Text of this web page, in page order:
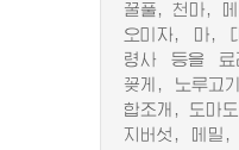
꿀풀, 천마,
오미자, 마,
령사 등을 료
꽂게, 노루고
합조개, 도마
지버섯, 메밀,